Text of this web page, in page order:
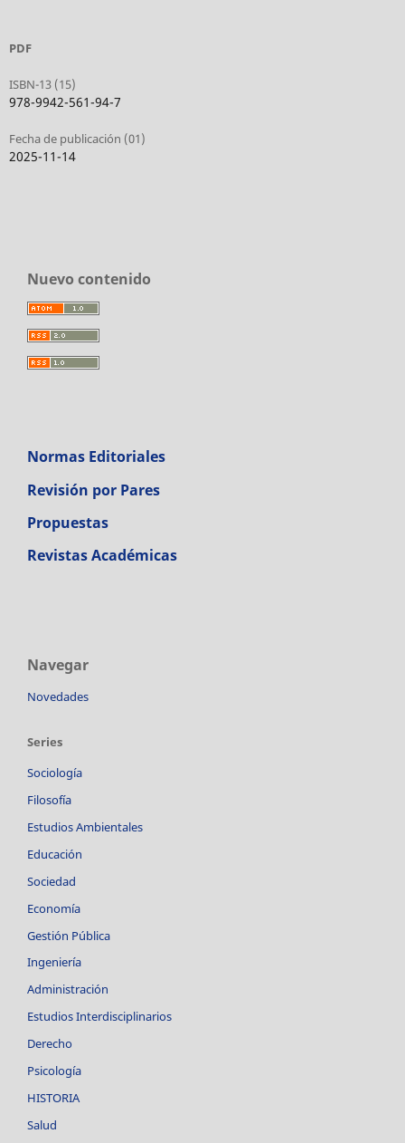
PDF
ISBN-13 (15)
978-9942-561-94-7
Fecha de publicación (01)
2025-11-14
Nuevo contenido
Normas Editoriales
Revisión por Pares
Propuestas
Revistas Académicas
Navegar
Novedades
Series
Sociología
Filosofía
Estudios Ambientales
Educación
Sociedad
Economía
Gestión Pública
Ingeniería
Administración
Estudios Interdisciplinarios
Derecho
Psicología
HISTORIA
Salud